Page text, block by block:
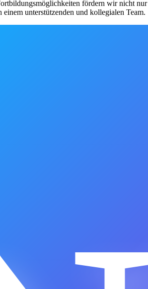
fördern wir nicht
unterstützenden und kollegialen Team.